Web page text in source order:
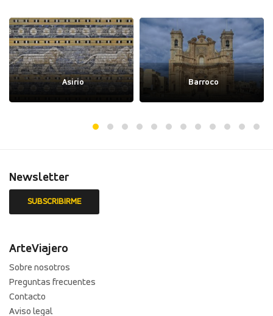
Asirio Barroco
Newsletter
ArteViajero
Sobre nosotros
Preguntas frecuentes
Contacto
Aviso legal